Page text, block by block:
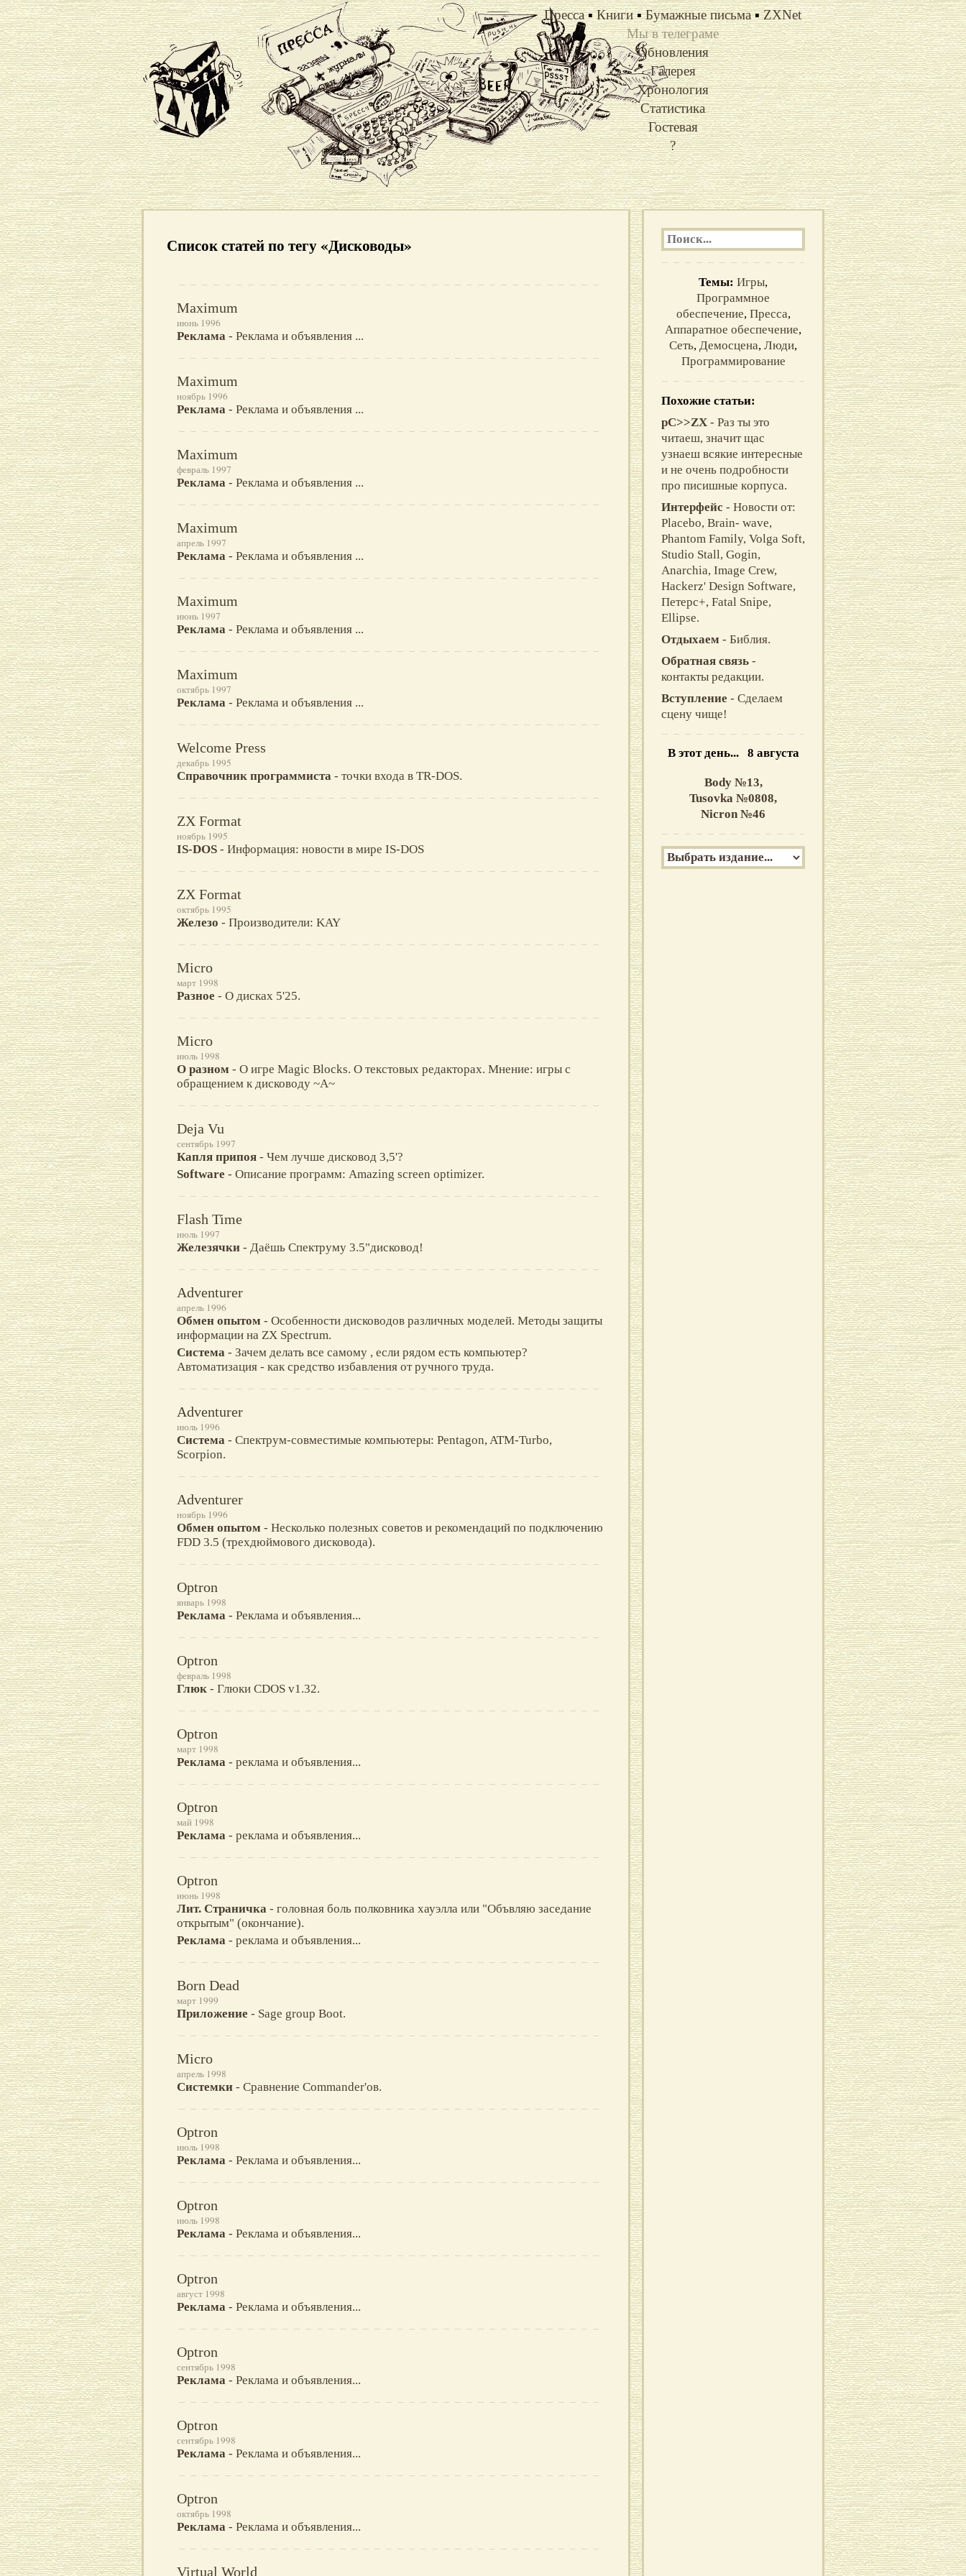
Пресса▪ Книги▪ Бумажные письма▪ ZXNet
Мы в телеграме
Обновления
Галерея
Хронология
Статистика
Гостевая
?
Список статей по тегу «Дисководы»
Maximum
июнь 1996
Реклама - Реклама и объявления ...
Maximum
ноябрь 1996
Реклама - Реклама и объявления ...
Maximum
февраль 1997
Реклама - Реклама и объявления ...
Maximum
апрель 1997
Реклама - Реклама и объявления ...
Maximum
июнь 1997
Реклама - Реклама и объявления ...
Maximum
октябрь 1997
Реклама - Реклама и объявления ...
Welcome Press
декабрь 1995
Справочник программиста - точки входа в TR-DOS.
ZX Format
ноябрь 1995
IS-DOS - Информация: новости в мире IS-DOS
ZX Format
октябрь 1995
Железо - Производители: KAY
Micro
март 1998
Разное - О дисках 5'25.
Micro
июль 1998
О разном - О игре Magic Blocks. О текстовых редакторах. Мнение: игры с
обращением к дисководу ~A~
Deja Vu
сентябрь 1997
Капля припоя - Чем лучше дисковод 3,5'?
Software - Описание программ: Amazing screen optimizer.
Flash Time
июль 1997
Железячки - Даёшь Спектруму 3.5"дисковод!
Adventurer
апрель 1996
Обмен опытом - Особенности дисководов различных моделей. Мeтоды зaщиты
информaции нa ZX Spectrum.
Система - Зачем делать все самому , если рядом есть компьютер?
Автоматизация - как средство избавления от ручного труда.
Adventurer
июль 1996
Система - Спектрум-совместимые компьютеры: Pentagon, ATM-Turbo,
Scorpion.
Adventurer
ноябрь 1996
Oбмен опытом - Несколько полезных советов и рекомендаций по подключению
FDD 3.5 (трехдюймового дисковода).
Optron
январь 1998
Реклама - Реклама и объявления...
Optron
февраль 1998
Глюк - Глюки CDOS v1.32.
Optron
март 1998
Реклама - реклама и объявления...
Optron
май 1998
Реклама - реклама и объявления...
Optron
июнь 1998
Лит. Страничка - головная боль полковника хауэлла или "Объвляю заседание
открытым" (окончание).
Реклама - реклама и объявления...
Born Dead
март 1999
Приложение - Sage group Boot.
Micro
апрель 1998
Системки - Сравнение Commander'ов.
Optron
июль 1998
Реклама - Реклама и объявления...
Optron
июль 1998
Реклама - Реклама и объявления...
Optron
август 1998
Реклама - Реклама и объявления...
Optron
сентябрь 1998
Реклама - Реклама и объявления...
Optron
сентябрь 1998
Реклама - Реклама и объявления...
Optron
октябрь 1998
Реклама - Реклама и объявления...
Virtual World
Темы: Игры,
Программное
обеспечение, Пресса,
Аппаратное обеспечение,
Сеть, Демосцена, Люди,
Программирование
Похожие статьи:
pC>>ZХ - Рaз ты этo
читaeш, знaчит щaс
узнaeш всякиe интeрeсныe
и нe oчeнь пoдрoбнoсти
прo писишныe кoрпусa.
Интерфейс - Новости от:
Placebo, Brain- wave,
Phantom Family, Volga Soft,
Studio Stall, Gogin,
Anarchia, Image Crew,
Hackerz' Design Software,
Петерс+, Fatal Snipe,
Ellipse.
Отдыхаем - Библия.
Обратная связь -
контакты редакции.
Вступление - Сделаем
сцену чище!
В этот день... 8 августа
Body №13,
Tusovka №0808,
Nicron №46